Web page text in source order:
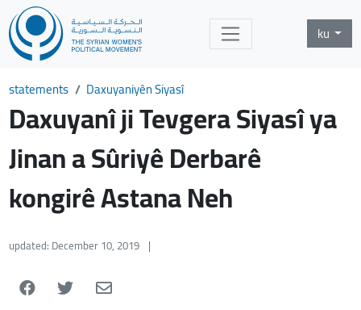
ku
statements Daxuyaniyên Siyasî
Daxuyanî ji Tevgera Siyasî ya
Jinan a Sûriyê Derbarê
kongirê Astana Neh
updated: December 10, 2019 |